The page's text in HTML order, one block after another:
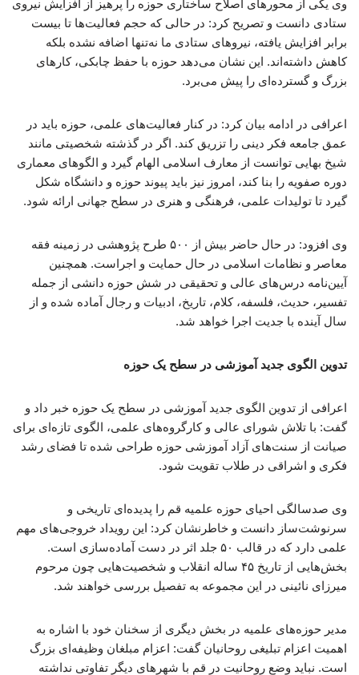
وی یکی از محورهای اصلاح ساختاری حوزه را پرهیز از افزایش نیروی
ستادی دانست و تصریح کرد: در حالی که حجم فعالیت‌ها تا بیست
برابر افزایش یافته، نیروهای ستادی ما نه‌تنها اضافه نشده بلکه
کاهش داشته‌اند. این نشان می‌دهد حوزه با حفظ چابکی، کارهای
بزرگ و گسترده‌ای را پیش می‌برد.
اعرافی در ادامه بیان کرد: در کنار فعالیت‌های علمی، حوزه باید در
عمق جامعه فکر دینی را تزریق کند. اگر در گذشته شخصیتی مانند
شیخ بهایی توانست از معارف اسلامی الهام گیرد و الگوهای معماری
دوره صفویه را بنا کند، امروز نیز باید پیوند حوزه و دانشگاه شکل
گیرد تا تولیدات علمی، فرهنگی و هنری در سطح جهانی ارائه شود.
وی افزود: در حال حاضر بیش از ۵۰۰ طرح پژوهشی در زمینه فقه
معاصر و نظامات اسلامی در حال حمایت و اجراست. همچنین
آیین‌نامه درس‌های عالی و تحقیقی در شش حوزه دانشی از جمله
تفسیر، حدیث، فلسفه، کلام، تاریخ، ادبیات و رجال آماده شده و از
سال آینده با جدیت اجرا خواهد شد.
تدوین الگوی جدید آموزشی در سطح یک حوزه
اعرافی از تدوین الگوی جدید آموزشی در سطح یک حوزه خبر داد و
گفت: با تلاش شورای عالی و کارگروه‌های علمی، الگوی تازه‌ای برای
صیانت از سنت‌های آزاد آموزشی حوزه طراحی شده تا فضای رشد
فکری و اشراقی در طلاب تقویت شود.
وی صدسالگی احیای حوزه علمیه قم را پدیده‌ای تاریخی و
سرنوشت‌ساز دانست و خاطرنشان کرد: این رویداد خروجی‌های مهم
علمی دارد که در قالب ۵۰ جلد اثر در دست آماده‌سازی است.
بخش‌هایی از تاریخ ۴۵ ساله انقلاب و شخصیت‌هایی چون مرحوم
میرزای نائینی در این مجموعه به تفصیل بررسی خواهند شد.
مدیر حوزه‌های علمیه در بخش دیگری از سخنان خود با اشاره به
اهمیت اعزام تبلیغی روحانیان گفت: اعزام مبلغان وظیفه‌ای بزرگ
است. نباید وضع روحانیت در قم با شهرهای دیگر تفاوتی نداشته